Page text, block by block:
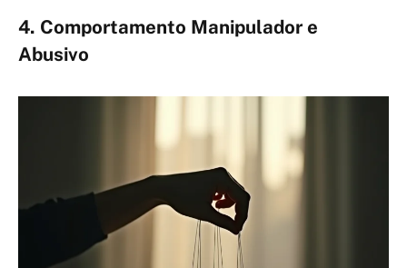
4. Comportamento Manipulador e
Abusivo